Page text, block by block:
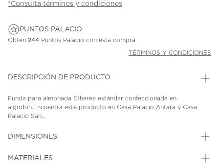
*Consulta términos y condiciones
PUNTOS PALACIO
Obtén 244 Puntos Palacio con esta compra.
TÉRMINOS Y CONDICIONES
DESCRIPCIÓN DE PRODUCTO
Funda para almohada Etherea estándar confeccionada en
algodón.Encuentra este producto en Casa Palacio Antara y Casa
Palacio San...
DIMENSIONES
MATERIALES